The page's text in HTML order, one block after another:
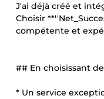
J'ai déjà créé et
Choisir
compétente et
## En choisissant
* Un service